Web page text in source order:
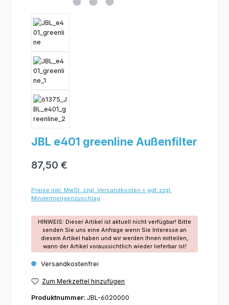
JBL e401 greenline Außenfilter
87,50 €
Preise inkl. MwSt. zzgl. Versandkosten + ggf. zzgl.
Mindermengenzuschlag
HINWEIS: Dieser Artikel ist aktuell nicht verfügbar! Bitte
senden Sie uns eine Anfrage wenn Sie Interesse an
diesem Artikel haben und wir werden Ihnen mitteilen,
wann der Artikel voraussichtlich wieder lieferbar ist!
Versandkostenfrei
Zum Merkzettel hinzufügen
Produktnummer: JBL-6020000